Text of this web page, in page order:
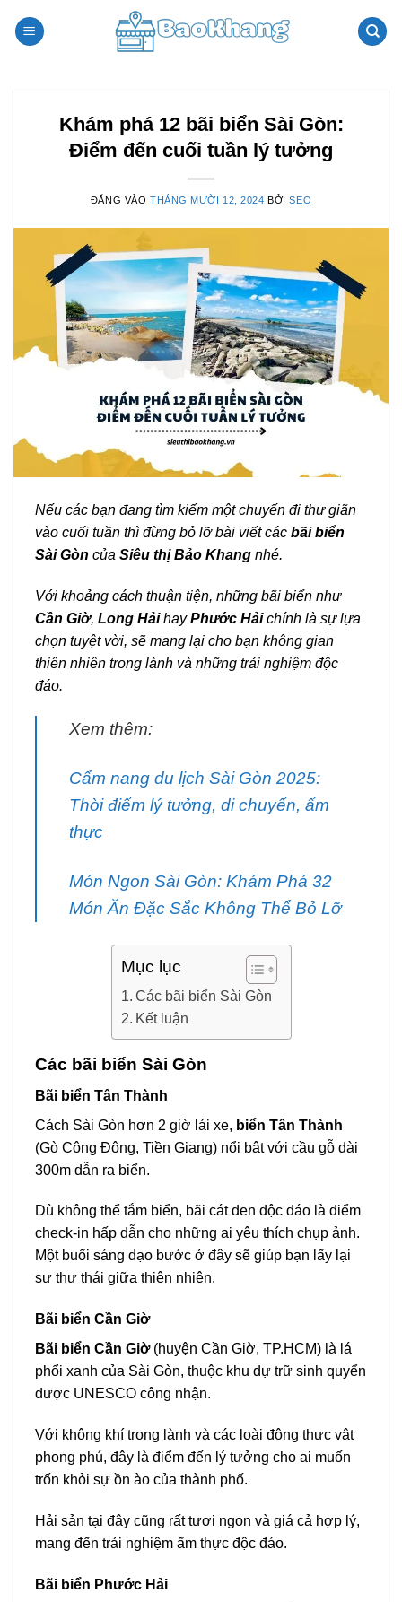
qua
Khám phá 12 bãi biển Sài Gòn:
Điểm đến cuối tuần lý tưởng
ĐĂNG VÀO THÁNG MƯỜI 12, 2024 BỞISEO
Nếu các bạn đang tìm kiếm một chuyến đi thư giãn
vào cuối tuần thì đừng bỏ lỡ bài viết các bãi biển
Sài Gòn của Siêu thị Bảo Khang nhé.
Với khoảng cách thuận tiện, những bãi biển như
Cần Giờ, Long HảihayPhước Hảichính là sự lựa
chọn tuyệt vời, sẽ mang lại cho bạn không gian
thiên nhiên trong lành và những trải nghiệm độc
đáo.
Xem thêm:
Cẩm nang du lịch Sài Gòn 2025:
Thời điểm lý tưởng, di chuyển, ẩm
thực
Món Ngon Sài Gòn: Khám Phá 32
Món Ăn Đặc Sắc Không Thể Bỏ Lỡ
Mục lục
Các bãi biển Sài Gòn
Kết luận
Các bãi biển Sài Gòn
Bãi biển Tân Thành
Cách Sài Gòn hơn 2 giờ lái xe, biển Tân Thành
(Gò Công Đông, Tiền Giang) nổi bật với cầu gỗ dài
300m dẫn ra biển.
Dù không thể tắm biển, bãi cát đen độc đáo là điểm
check-in hấp dẫn cho những ai yêu thích chụp ảnh.
Một buổi sáng dạo bước ở đây sẽ giúp bạn lấy lại
sự thư thái giữa thiên nhiên.
Bãi biển Cần Giờ
Bãi biển Cần Giờ (huyện Cần Giờ, TP.HCM) là lá
phổi xanh của Sài Gòn, thuộc khu dự trữ sinh quyển
được UNESCO công nhận.
Với không khí trong lành và các loài động thực vật
phong phú, đây là điểm đến lý tưởng cho ai muốn
trốn khỏi sự ồn ào của thành phố.
Hải sản tại đây cũng rất tươi ngon và giá cả hợp lý,
mang đến trải nghiệm ẩm thực độc đáo.
Bãi biển Phước Hải